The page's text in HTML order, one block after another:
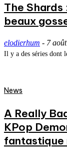
The
beaux
elodierhum - 7
Il y a des séries dont
News
A Really
KPop
fantastique